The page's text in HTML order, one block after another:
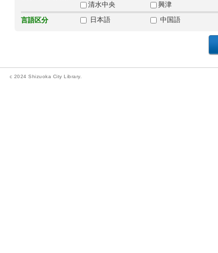
清水中央
興津
言語区分
日本語 中国語
c 2024 Shizuoka City Library.